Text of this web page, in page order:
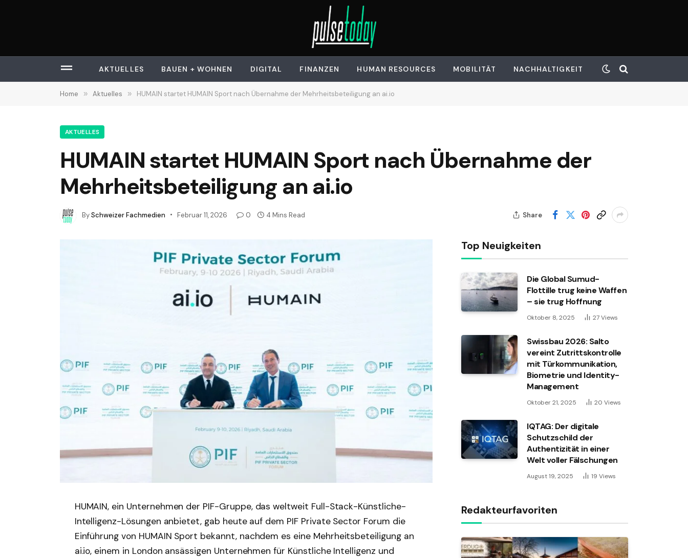
AKTUELLES BAUEN + WOHNEN DIGITAL FINANZEN HUMAN RESOURCES MOBILITÄT NACHHALTIGKEIT
Home » Aktuelles » HUMAIN startet HUMAIN Sport nach Übernahme der Mehrheitsbeteiligung an ai.io
AKTUELLES
HUMAIN startet HUMAIN Sport nach Übernahme der
Mehrheitsbeteiligung an ai.io
BySchweizer Fachmedien Februar 11, 2026 0 4 Mins Read Share
HUMAIN, ein Unternehmen der PIF-Gruppe, das weltweit Full-Stack-Künstliche-
Intelligenz-Lösungen anbietet, gab heute auf dem PIF Private Sector Forum die
Einführung von HUMAIN Sport bekannt, nachdem es eine Mehrheitsbeteiligung an
ai.io, einem in London ansässigen Unternehmen für Künstliche Intelligenz und
Top Neuigkeiten
Die Global Sumud-
Flottille trug keine Waffen
– sie trug Hoffnung
Oktober 8, 2025 27Views
Swissbau 2026: Salto
vereint Zutrittskontrolle
mit Türkommunikation,
Biometrie und Identity-
Management
Oktober 21, 2025 20 Views
IQTAG: Der digitale
Schutzschild der
Authentizität in einer
Welt voller Fälschungen
August 19, 2025 19 Views
Redakteurfavoriten